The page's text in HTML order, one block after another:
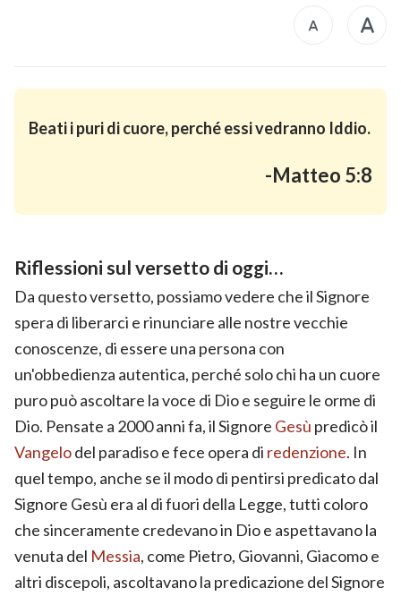
Beati i puri di cuore, perché essi vedranno Iddio.
-Matteo 5:8
Riflessioni sul versetto di oggi…
Da questo versetto, possiamo vedere che il Signore
spera di liberarci e rinunciare alle nostre vecchie
conoscenze, di essere una persona con
un'obbedienza autentica, perché solo chi ha un cuore
puro può ascoltare la voce di Dio e seguire le orme di
Dio. Pensate a 2000 anni fa, il Signore Gesù predicò il
Vangelodel paradiso e fece opera di redenzione. In
quel tempo, anche se il modo di pentirsi predicato dal
Signore Gesù era al di fuori della Legge, tutti coloro
che sinceramente credevano in Dio e aspettavano la
venuta del Messia, come Pietro, Giovanni, Giacomo e
altri discepoli, ascoltavano la predicazione del Signore